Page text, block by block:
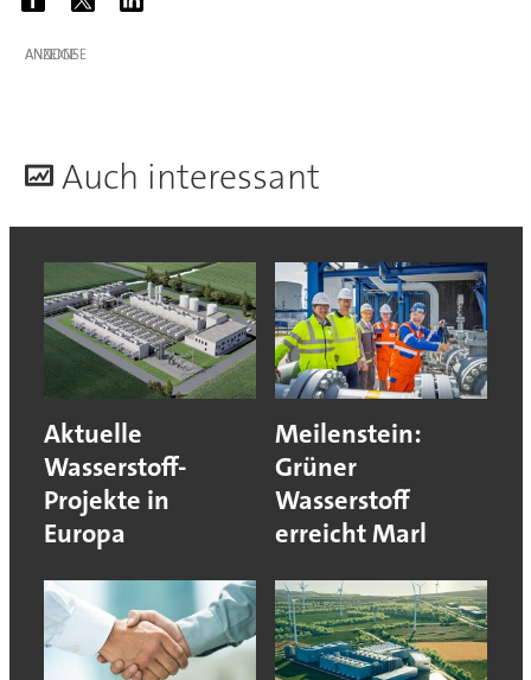
ANZEIGE
Auch interessant
Aktuelle
Wasserstoff-
Projekte in
Europa
Meilenstein:
Grüner
Wasserstoff
erreicht Marl